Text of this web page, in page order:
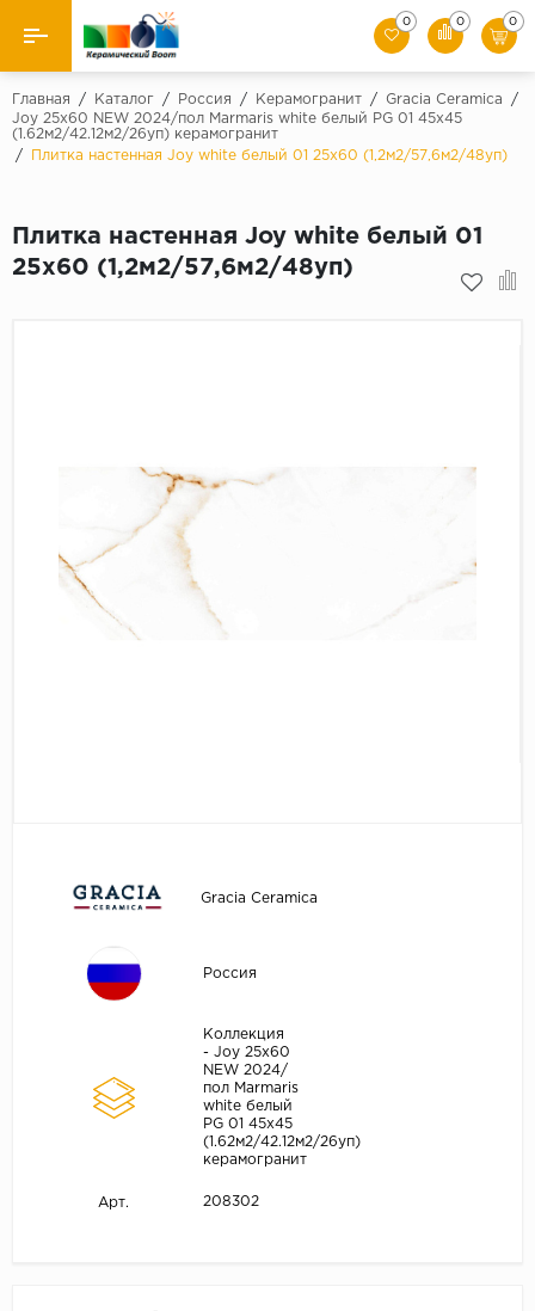
Назад
Производители
Керамогранит
0 0 0
Главная / Каталог / Россия / Керамогранит / Gracia Ceramica
/
Joy 25х60 NEW 2024/пол Marmaris white белый PG 01 45x45
(1.62м2/42.12м2/26уп) керамогранит
/
Плитка настенная Joy white белый 01 25х60 (1,2м2/57,6м2/48уп)
Плитка настенная Joy white белый 01
25х60 (1,2м2/57,6м2/48уп)
Gracia Ceramica
Россия
Коллекция
- Joy 25х60
NEW 2024/
пол Marmaris
white белый
PG 01 45x45
(1.62м2/42.12м2/26уп)
керамогранит
Арт. 208302